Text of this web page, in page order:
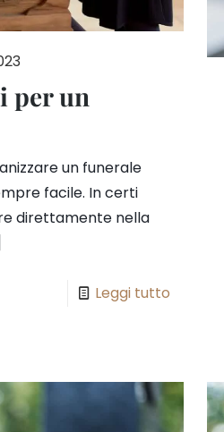
per un
un funerale
facile. In certi
direttamente nella
Leggi tutto